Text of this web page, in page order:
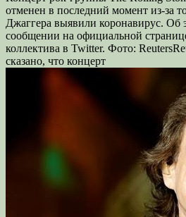
отменен в последний момент из-за
Джаггера выявили коронавирус. Об
сообщении на официальной
коллектива в Twitter. Фото:
сказано, что концерт